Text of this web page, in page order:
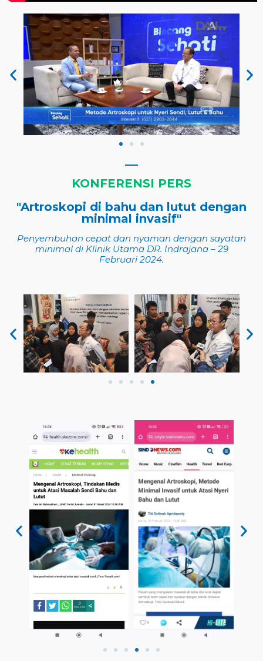
KONFERENSI PERS
"Artroskopi di bahu dan lutut dengan
minimal invasif"
Penyembuhan cepat dan nyaman dengan sayatan
minimal di Klinik Utama DR. Indrajana – 29
Februari 2024.